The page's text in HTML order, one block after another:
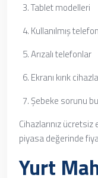
Tablet modelleri
Kullanılmış
Arızalı telefonlar
Ekranı kırık
Şebeke sorunu
Cihazlarınız
piyasa değerinde
Yurt